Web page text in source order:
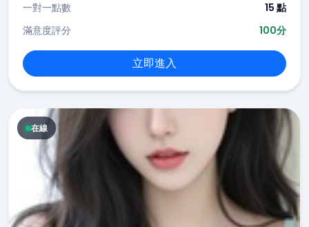
一對一點數
15 點
滿意度評分
100分
立即進入
在線